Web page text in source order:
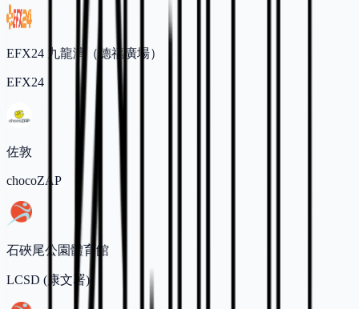
EFX24 九龍灣（德福廣場）
EFX24
佐敦
chocoZAP
石硤尾公園體育館
LCSD (康文署)